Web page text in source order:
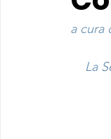
a cura
La